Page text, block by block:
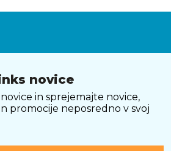
novice
in sprejemajte novice,
promocije neposredno v svoj